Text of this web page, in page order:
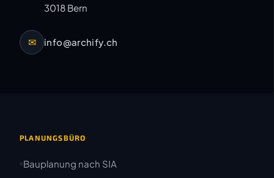
3018 Bern
✉ info@archify.ch
PLANUNGSBÜRO
Bauplanung nach SIA